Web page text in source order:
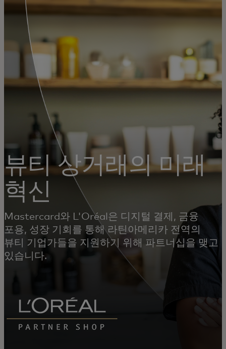
개인 고객
비즈니스 고객
모두를 위한 가치
이노베이터
뉴스 & 인사이트
뷰티 상거래의 미래
혁신
Mastercard와 L'Oréal은 디지털 결제, 금융
포용, 성장 기회를 통해 라틴아메리카 전역의
뷰티 기업가들을 지원하기 위해 파트너십을 맺고
있습니다.